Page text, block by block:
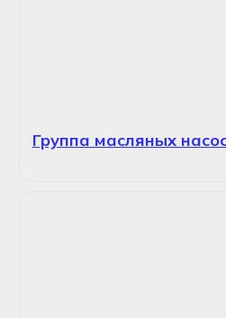
Группа масляных